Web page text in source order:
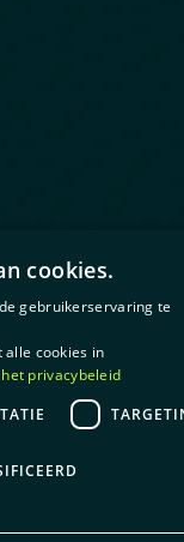
cookies.
gebruikerservaring te
alle cookies in
het privacybeleid